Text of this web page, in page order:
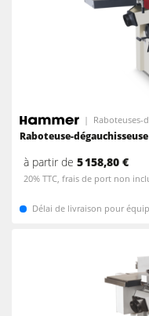
Raboteuses-
Raboteuse-
à partir de5 158,80 €
20% TTC, frais de port non
Délai de livraison pour